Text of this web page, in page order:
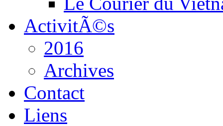
ActivitÃ©s
2016
Archives
Contact
Liens